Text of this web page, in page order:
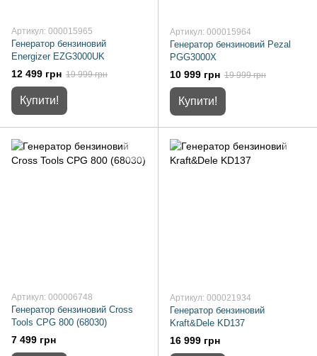
Артикул: 000015965
Генератор бензиновий
Energizer EZG3000UK
12 499 грн 19 999 грн
Купити!
Артикул: 000015964
Генератор бензиновий Pezal
PGG3000X
10 999 грн 19 999 грн
Купити!
Артикул: 000006748
Генератор бензиновий Cross
Tools CPG 800 (68030)
7 499 грн
Артикул: 000021934
Генератор бензиновий
Kraft&Dele KD137
16 999 грн